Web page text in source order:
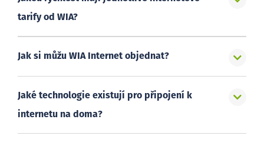
tarify od WIA?
Jak si můžu WIA Internet objednat?
Jaké technologie existují pro připojení k
internetu na doma?